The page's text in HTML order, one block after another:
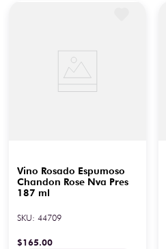
Vino Rosado Espumoso
Chandon Rose Nva Pres
187 ml
SKU: 44709
$165.00